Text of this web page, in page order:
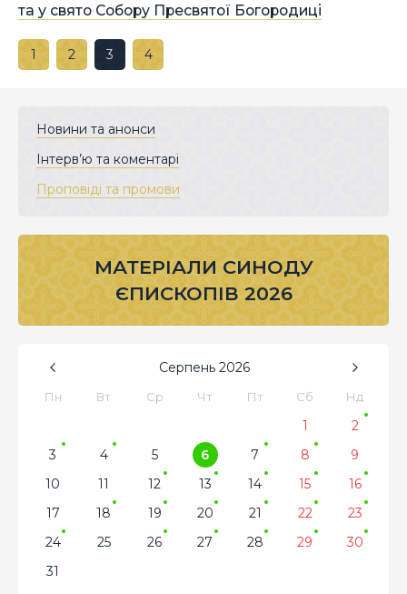
та у свято Собору Пресвятої Богородиці
1 2 3 4
Новини та анонси
Інтерв’ю та коментарі
Проповіді та промови
МАТЕРІАЛИ СИНОДУ
ЄПИСКОПІВ 2026
Серпень 2026
Пн Вт Ср Чт Пт Сб Нд
1
2
3
4 5 6 7 8
9
10
11 12 13 14 15
16
17
18 19 20 21 22
23
24
25 26 27 28 29
30
31